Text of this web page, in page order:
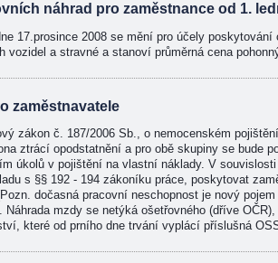
náhrad pro zaměstnance od 1.
17.prosince 2008 se mění pro účely
a stravné a stanoví průměrná cena
zaměstnavatele
zákon č. 187/2006 Sb., o nemocenském
ztrácí opodstatnění a pro obě skupiny se bude
úkolů v pojištění na vlastní náklady. V
s §§ 192 - 194 zákoníku práce, poskytovat
dočasná pracovní neschopnost je nový
mzdy se netýká ošetřovného (dříve
které od prního dne trvání vyplácí příslušná